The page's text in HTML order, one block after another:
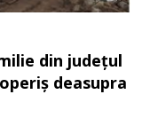
din județul
deasupra